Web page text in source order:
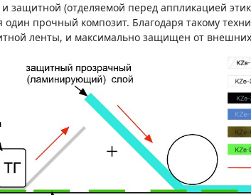
защитной (отделяемой перед аппликацией
один прочный композит. Благодаря такому
ленты, и максимально защищен от